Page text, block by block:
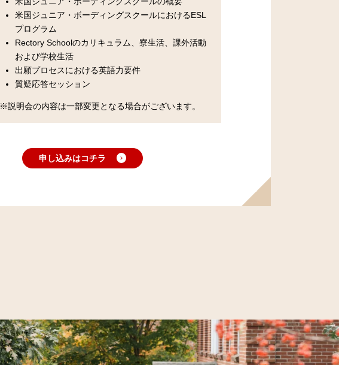
米国ジュニア・ボーディングスクールにおけるESL
プログラム
Rectory Schoolのカリキュラム、寮生活、課外活動
および学校生活
出願プロセスにおける英語力要件
質疑応答セッション
※説明会の内容は一部変更となる場合がございます。
申し込みはコチラ